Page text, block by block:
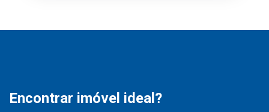
Encontrar imóvel ideal?